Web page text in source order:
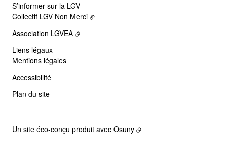
S’informer sur la LGV
Collectif LGV Non Merci
Association LGVEA
Liens légaux
Mentions légales
Accessibilité
Plan du site
Un site éco-conçu produit avec Osuny